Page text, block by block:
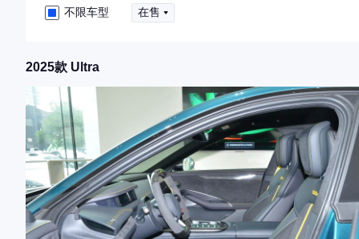
不限车型 在售
2025款 Ultra